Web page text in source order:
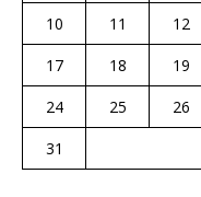
10
11 12
17
18 19
24
25 26
31